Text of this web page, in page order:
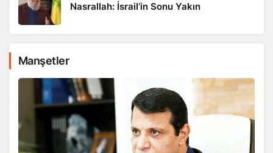
Nasrallah: İsrail’in Sonu Yakın
Manşetler